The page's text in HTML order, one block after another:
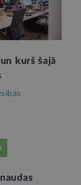
kurš šajā